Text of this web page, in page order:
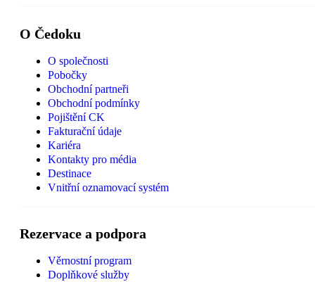
O Čedoku
O společnosti
Pobočky
Obchodní partneři
Obchodní podmínky
Pojištění CK
Fakturační údaje
Kariéra
Kontakty pro média
Destinace
Vnitřní oznamovací systém
Rezervace a podpora
Věrnostní program
Doplňkové služby